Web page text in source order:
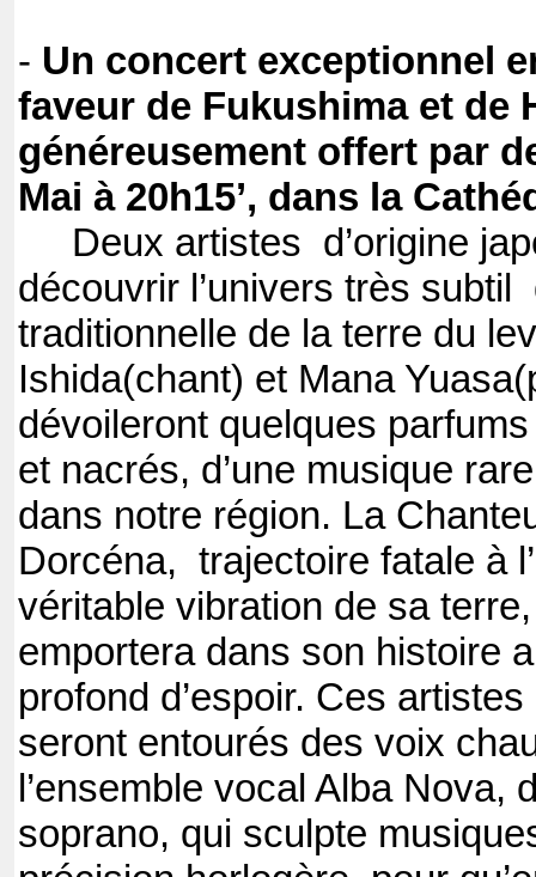
- Un concert exceptionnel
faveur de Fukushima et de
généreusement offert par
Mai à 20h15’, dans la
Deux artistes d’origine
découvrir l’univers très
traditionnelle de la terre du
Ishida(chant) et Mana
dévoileront quelques
et nacrés, d’une musique
dans notre région. La
Dorcéna, trajectoire fatale à
véritable vibration de sa
emportera dans son histoire
profond d’espoir. Ces
seront entourés des voix
l’ensemble vocal Alba Nova,
soprano, qui sculpte